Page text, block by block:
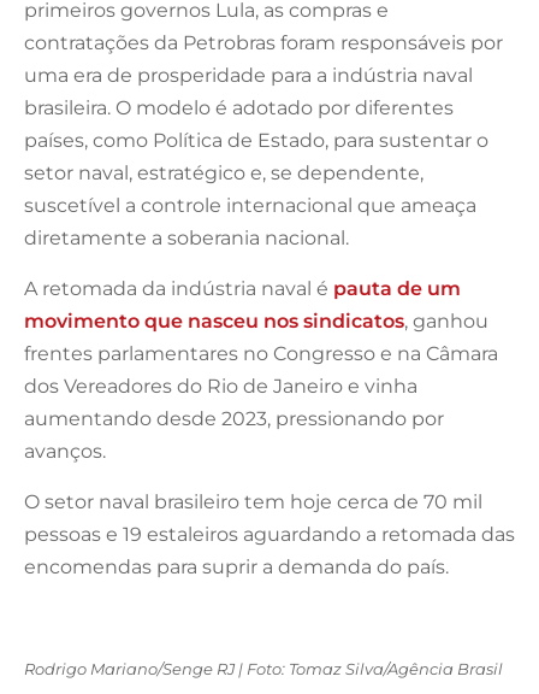
primeiros governos Lula, as compras e
contratações da Petrobras foram responsáveis por
uma era de prosperidade para a indústria naval
brasileira. O modelo é adotado por diferentes
países, como Política de Estado, para sustentar o
setor naval, estratégico e, se dependente,
suscetível a controle internacional que ameaça
diretamente a soberania nacional.
A retomada da indústria naval é pauta de um
movimento que nasceu nos sindicatos, ganhou
frentes parlamentares no Congresso e na Câmara
dos Vereadores do Rio de Janeiro e vinha
aumentando desde 2023, pressionando por
avanços.
O setor naval brasileiro tem hoje cerca de 70 mil
pessoas e 19 estaleiros aguardando a retomada das
encomendas para suprir a demanda do país.
Rodrigo Mariano/Senge RJ | Foto: Tomaz Silva/Agência Brasil